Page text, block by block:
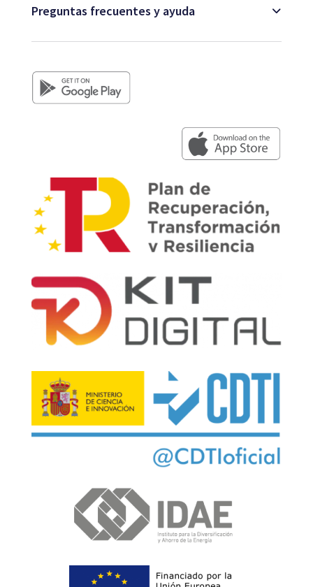
Preguntas frecuentes y ayuda